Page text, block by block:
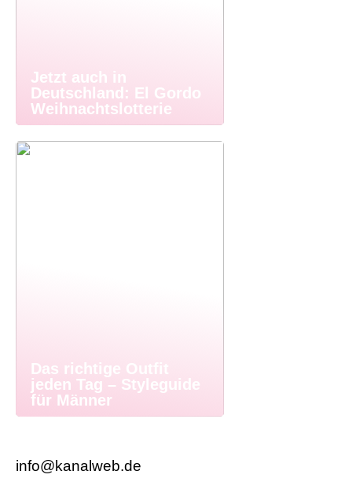
Jetzt auch in
Deutschland: El Gordo
Weihnachtslotterie
Das richtige Outfit
jeden Tag – Styleguide
für Männer
info@kanalweb.de